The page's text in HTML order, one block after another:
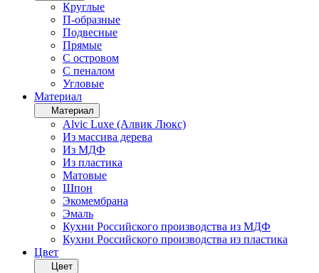
Круглые
П-образные
Подвесные
Прямые
С островом
С пеналом
Угловые
Материал
Материал
Alvic Luxe (Алвик Люкс)
Из массива дерева
Из МДФ
Из пластика
Матовые
Шпон
Экомембрана
Эмаль
Кухни Российского производства из МДФ
Кухни Российского производства из пластика
Цвет
Цвет